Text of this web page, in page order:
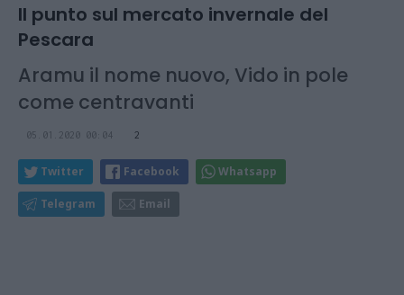
Il punto sul mercato invernale del
Pescara
Aramu il nome nuovo, Vido in pole
come centravanti
05.01.2020 00:04 2
Twitter Facebook Whatsapp
Telegram Email